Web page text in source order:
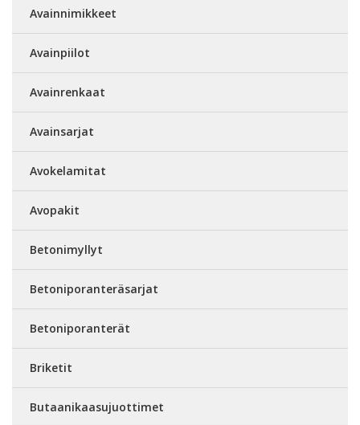
Avainnimikkeet
Avainpiilot
Avainrenkaat
Avainsarjat
Avokelamitat
Avopakit
Betonimyllyt
Betoniporanteräsarjat
Betoniporanterät
Briketit
Butaanikaasujuottimet